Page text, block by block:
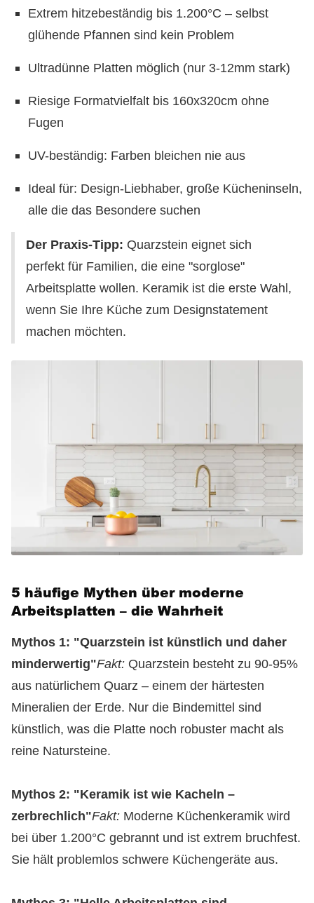
Extrem hitzebeständig bis 1.200°C – selbst
glühende Pfannen sind kein Problem
Ultradünne Platten möglich (nur 3-12mm stark)
Riesige Formatvielfalt bis 160x320cm ohne
Fugen
UV-beständig: Farben bleichen nie aus
Ideal für: Design-Liebhaber, große Kücheninseln,
alle die das Besondere suchen
Der Praxis-Tipp: Quarzstein eignet sich
perfekt für Familien, die eine "sorglose"
Arbeitsplatte wollen. Keramik ist die erste Wahl,
wenn Sie Ihre Küche zum Designstatement
machen möchten.
5 häufige Mythen über moderne
Arbeitsplatten – die Wahrheit
Mythos 1: "Quarzstein ist künstlich und daher
minderwertig"Fakt: Quarzstein besteht zu 90-95%
aus natürlichem Quarz – einem der härtesten
Mineralien der Erde. Nur die Bindemittel sind
künstlich, was die Platte noch robuster macht als
reine Natursteine.
Mythos 2: "Keramik ist wie Kacheln –
zerbrechlich"Fakt: Moderne Küchenkeramik wird
bei über 1.200°C gebrannt und ist extrem bruchfest.
Sie hält problemlos schwere Küchengeräte aus.